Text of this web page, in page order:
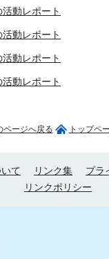
動レポート
動レポート
動レポート
動レポート
ページへ戻る トップペ
て リンク集
プラ
リンクポリシー